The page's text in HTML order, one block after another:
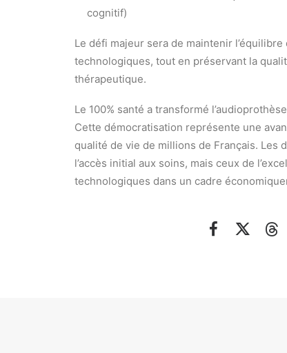
cognitif)
Le défi majeur sera de maintenir
technologiques, tout en préservant la
thérapeutique.
Le 100% santé a transformé
Cette démocratisation représente une
qualité de vie de millions de Français. Les
l’accès initial aux soins, mais ceux de
technologiques dans un cadre